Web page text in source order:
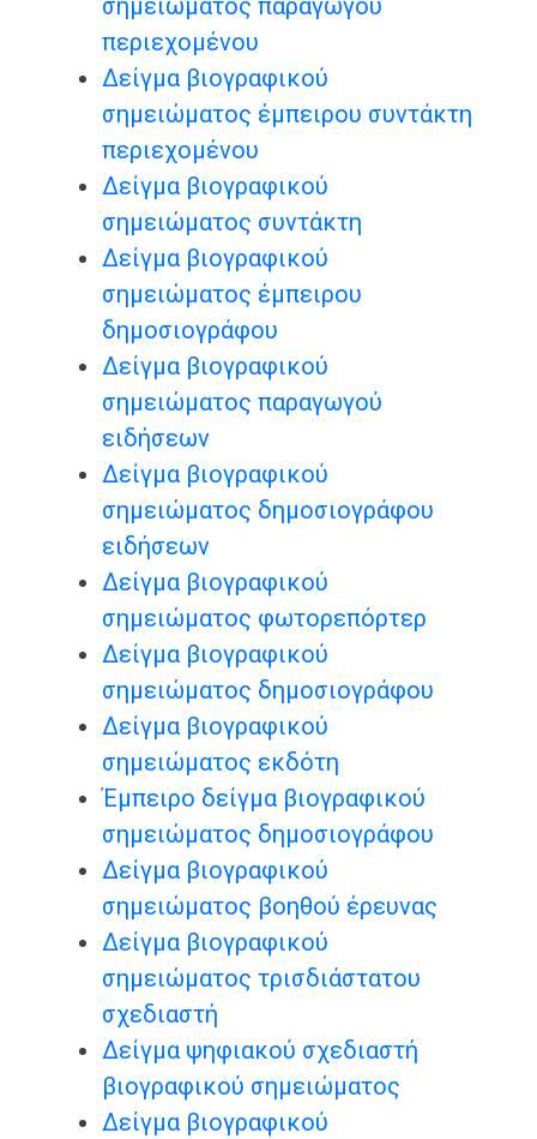
σημειώματος παραγωγού
περιεχομένου
Δείγμα βιογραφικού
σημειώματος έμπειρου συντάκτη
περιεχομένου
Δείγμα βιογραφικού
σημειώματος συντάκτη
Δείγμα βιογραφικού
σημειώματος έμπειρου
δημοσιογράφου
Δείγμα βιογραφικού
σημειώματος παραγωγού
ειδήσεων
Δείγμα βιογραφικού
σημειώματος δημοσιογράφου
ειδήσεων
Δείγμα βιογραφικού
σημειώματος φωτορεπόρτερ
Δείγμα βιογραφικού
σημειώματος δημοσιογράφου
Δείγμα βιογραφικού
σημειώματος εκδότη
Έμπειρο δείγμα βιογραφικού
σημειώματος δημοσιογράφου
Δείγμα βιογραφικού
σημειώματος βοηθού έρευνας
Δείγμα βιογραφικού
σημειώματος τρισδιάστατου
σχεδιαστή
Δείγμα ψηφιακού σχεδιαστή
βιογραφικού σημειώματος
Δείγμα βιογραφικού